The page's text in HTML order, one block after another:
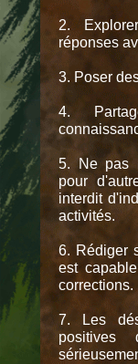
2.
réponses
3. Poser
4.
5. Ne pas
pour
interdit
activités.
6. Rédiger
est
corrections.
7. Les
positives